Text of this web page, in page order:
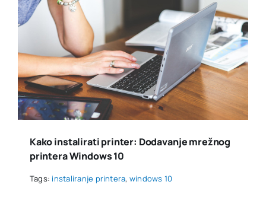
Kako instalirati printer: Dodavanje mrežnog
printera Windows 10
Tags: instaliranje printera, windows 10